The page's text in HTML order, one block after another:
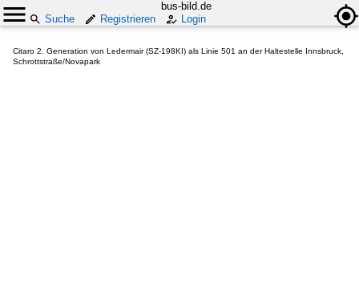
bus-bild.de
Suche
Registrieren Login
Citaro 2. Generation von Ledermair (SZ-198KI) als Linie 501 an der Haltestelle Innsbruck,
Schrottstraße/Novapark